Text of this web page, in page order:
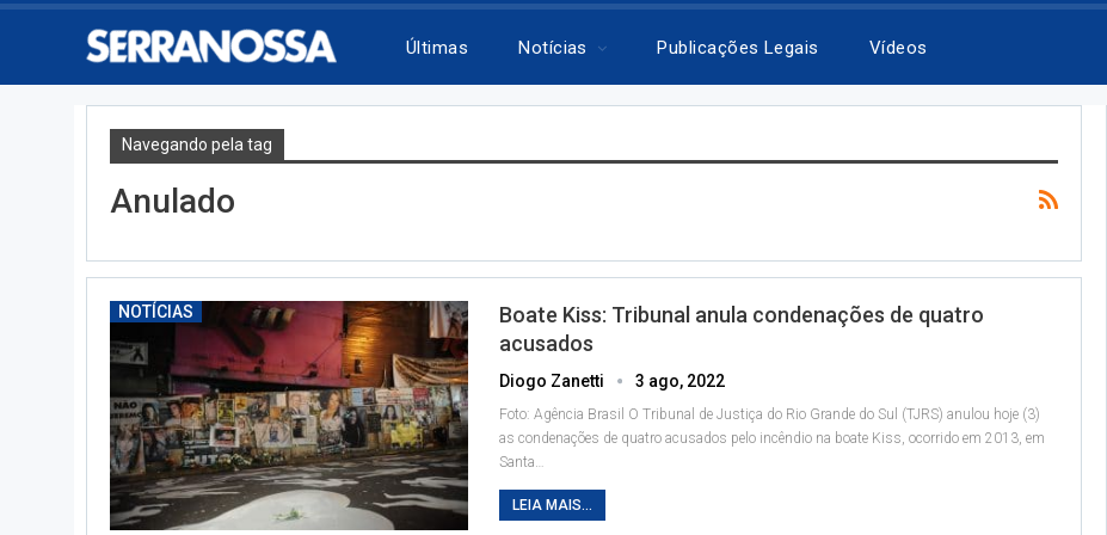
Últimas Notícias Publicações Legais Vídeos
Navegando pela tag
Anulado
NOTÍCIAS
Boate Kiss: Tribunal anula condenações de quatro
acusados
Diogo Zanetti 3 ago, 2022
Foto: Agência Brasil O Tribunal de Justiça do Rio Grande do Sul (TJRS) anulou hoje (3)
as condenações de quatro acusados pelo incêndio na boate Kiss, ocorrido em 2013, em
Santa
LEIA MAIS...